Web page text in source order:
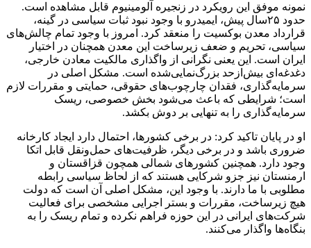
نمونه موفق این رویکرد در زنجیره آلومینیوم قابل مشاهده است.
حدود ۲۵سال پیش، ایمیدرو با وجود نبود ثبات سیاسی در گینه،
قرارداد معدن بوکسیت را منعقد کرد. امروز با وجود تمام چالش‌های
سیاسی، تحریم و ضعف زیرساخت این معدن همچنان در اختیار
ایران است. این یعنی نگرانی از واگذاری مالکیت معادن خارجی،
دغدغه‌ای بیش‌ازحد بزرگ‌نمایی‌شده است. مشکل اصلی در
سرمایه‌گذاری، فقدان چارچوب‌های حقوقی، حمایتی و مقررات لازم
است؛ شرایطی که باعث می‌شود بخش خصوصی، ریسک
سرمایه‌گذاری را به تنهایی بر دوش بکشد.
او در پایان تاکید کرد: در برخی کشورها، احتمال دارد ایجاد کارخانه
ضروری باشد و در برخی دیگر، ظرفیت‌های حمل‌ونقل قابل اتکا
وجود دارد. همچنین کشورهای شمالی همچون قزاقستان و
ارمنستان نیز جزو شرکایی هستند که از لحاظ سیاسی رابطه
مطلوبی با ما دارند. با وجود این، مشکل اصلی آن است که دولت
هیچ زیرساخت، مقررات و بستر اجرایی مشخصی برای فعالیت
شرکت‌های ایرانی در این حوزه فراهم نکرده و تمام ریسک را به
بنگاه‌ها واگذار می‌کنند.